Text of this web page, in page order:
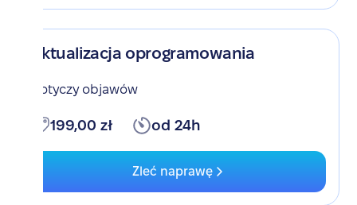
Aktualizacja oprogramowania
Dotyczy objawów
199,00 zł od 24h
Zleć naprawę